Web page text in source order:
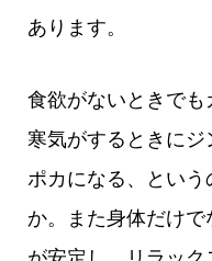
あります。
食欲がないときでも
寒気がするときに
ポカになる、という
か。また身体だけ